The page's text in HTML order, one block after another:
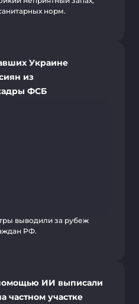
норм.
Украине
из
ФСБ
выводили за рубеж
РФ.
ИИ выписали
частном участке